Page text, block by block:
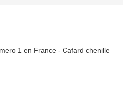
1 en France - Cafard chenille